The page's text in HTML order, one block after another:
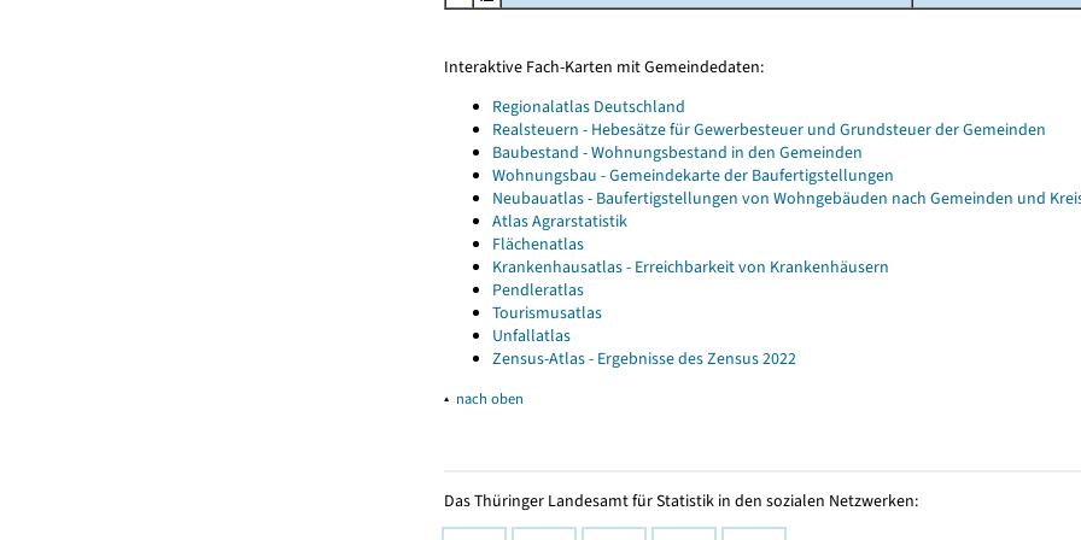
Interaktive Fach-Karten mit Gemeindedaten:
Regionalatlas Deutschland
Realsteuern - Hebesätze für Gewerbesteuer und Grundsteuer der Gemeinden
Baubestand - Wohnungsbestand in den Gemeinden
Wohnungsbau - Gemeindekarte der Baufertigstellungen
Neubauatlas - Baufertigstellungen von Wohngebäuden nach Gemeinden und
Atlas Agrarstatistik
Flächenatlas
Krankenhausatlas - Erreichbarkeit von Krankenhäusern
Pendleratlas
Tourismusatlas
Unfallatlas
Zensus-Atlas - Ergebnisse des Zensus 2022
▴ nach oben
Das Thüringer Landesamt für Statistik in den sozialen Netzwerken: